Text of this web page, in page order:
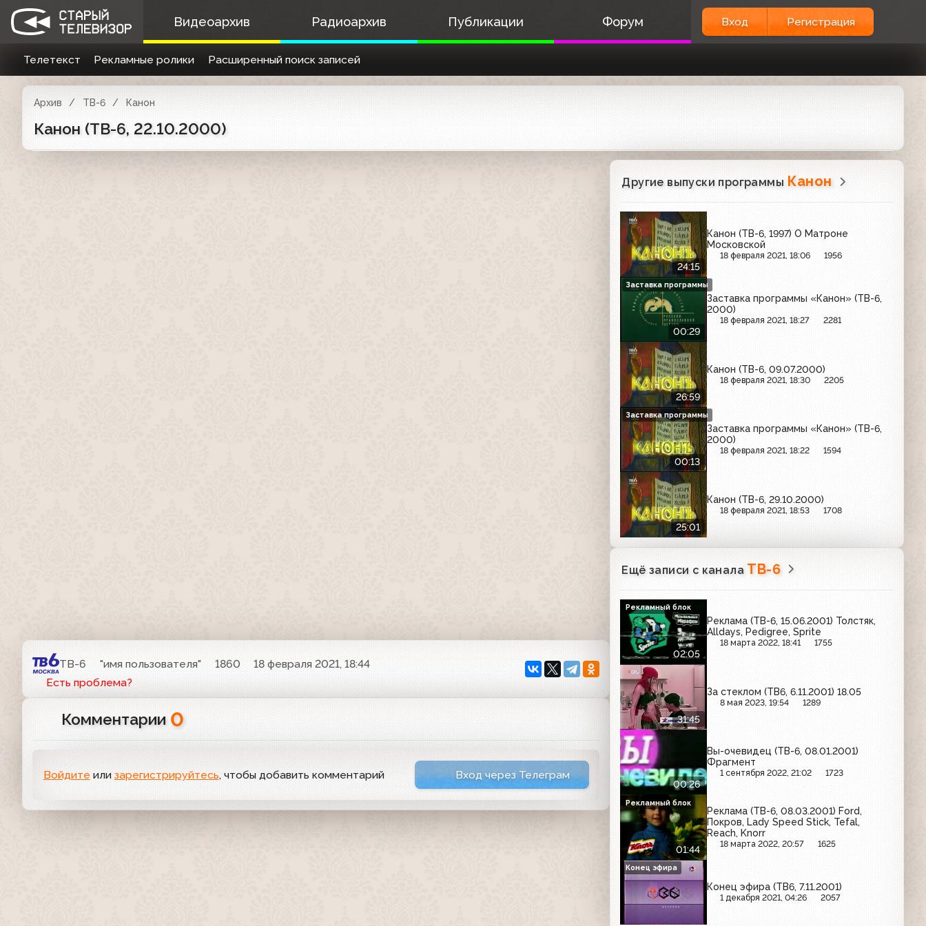
Видеоархив Радиоархив Публикации Форум Вход Регистрация
Телетекст Рекламные ролики Расширенный поиск записей
Архив ТВ-6 Канон
Канон (ТВ-6, 22.10.2000)
ТВ-6 "имя пользователя" 1860
18 февраля 2021, 18:44
Есть проблема?
Комментарии 0
Войдите или зарегистрируйтесь, чтобы добавить комментарий Вход через Телеграм
Другие выпуски программы Канон
24:15
Канон (ТВ-6, 1997) О Матроне
Московской
18 февраля 2021, 18:06 1956
00:29
Заставка программы «Канон» (ТВ-6,
2000)
18 февраля 2021, 18:27 2281
Заставка программы
26:59
Канон (ТВ-6, 09.07.2000)
18 февраля 2021, 18:30 2205
00:13
Заставка программы «Канон» (ТВ-6,
2000)
18 февраля 2021, 18:22 1594
Заставка программы
25:01
Канон (ТВ-6, 29.10.2000)
18 февраля 2021, 18:53 1708
Ещё записи с канала ТВ-6
02:05
Реклама (ТВ-6, 15.06.2001) Толстяк,
Alldays, Pedigree, Sprite
18 марта 2022, 18:41 1755
Рекламный блок
31:45
За стеклом (ТВ6, 6.11.2001) 18.05
8 мая 2023, 19:54 1289
00:26
Вы-очевидец (ТВ-6, 08.01.2001)
Фрагмент
1 сентября 2022, 21:02 1723
01:44
Реклама (ТВ-6, 08.03.2001) Ford,
Покров, Lady Speed Stick, Tefal,
Reach, Knorr
18 марта 2022, 20:57 1625
Рекламный блок
Конец эфира (ТВ6, 7.11.2001)
1 декабря 2021, 04:26 2057
Конец эфира